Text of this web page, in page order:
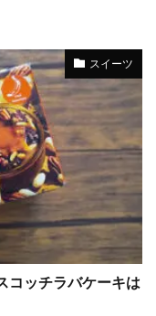
スイーツ
コッチラバケーキは